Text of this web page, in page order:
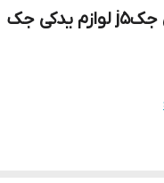
طلق چراغ جلو چپ جک جی۵ لوارم یدکی جکj5 لوازم یدکی جک